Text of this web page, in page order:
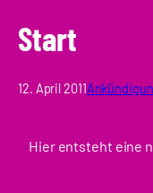
Start
12. April 2011
Hier entsteht eine